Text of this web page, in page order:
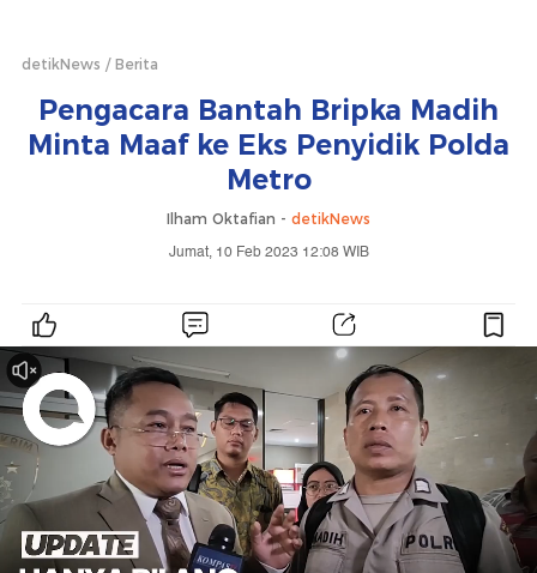
detikNews Berita
Pengacara Bantah Bripka Madih
Minta Maaf ke Eks Penyidik Polda
Metro
Ilham Oktafian - detikNews
Jumat, 10 Feb 2023 12:08 WIB